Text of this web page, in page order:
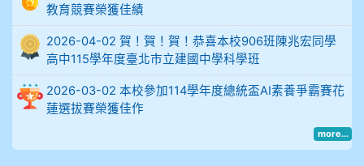
903陳品帆
904彭子庭
905蔣昇和
教育競賽榮獲佳績
2026-04-02 賀！賀！賀！恭喜本校906班陳兆宏同學
高中115學年度臺北市立建國中學科學班
2026-03-02 本校參加114學年度總統盃AI素養爭霸賽花
蓮選拔賽榮獲佳作
more...